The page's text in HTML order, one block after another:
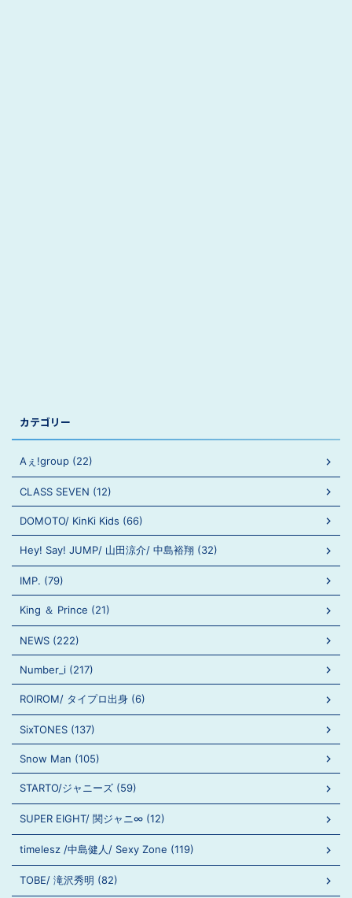
カテゴリー
Aぇ!group (22)
CLASS SEVEN (12)
DOMOTO/ KinKi Kids (66)
Hey! Say! JUMP/ 山田涼介/ 中島裕翔 (32)
IMP. (79)
King ＆ Prince (21)
NEWS (222)
Number_i (217)
ROIROM/ タイプロ出身 (6)
SixTONES (137)
Snow Man (105)
STARTO/ジャニーズ (59)
SUPER EIGHT/ 関ジャニ∞ (12)
timelesz /中島健人/ Sexy Zone (119)
TOBE/ 滝沢秀明 (82)